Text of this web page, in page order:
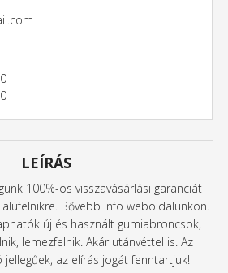
LEÍRÁS
100%-os visszavásárlási garanciát
Bővebb info weboldalunkon.
új és használt gumiabroncsok,
lemezfelnik. Akár utánvéttel is. Az
az elírás jogát fenntartjuk!